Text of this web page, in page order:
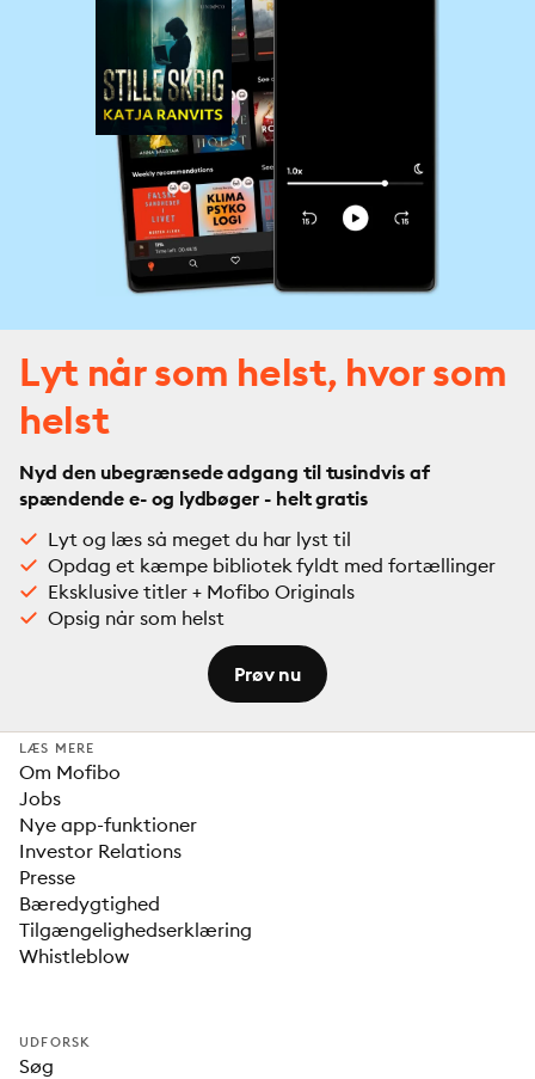
Lyt når som helst, hvor som
helst
Nyd den ubegrænsede adgang til tusindvis af
spændende e- og lydbøger - helt gratis
Lyt og læs så meget du har lyst til
Opdag et kæmpe bibliotek fyldt med fortællinger
Eksklusive titler + Mofibo Originals
Opsig når som helst
Prøv nu
LÆS MERE
Om Mofibo
Jobs
Nye app-funktioner
Investor Relations
Presse
Bæredygtighed
Tilgængelighedserklæring
Whistleblow
UDFORSK
Søg